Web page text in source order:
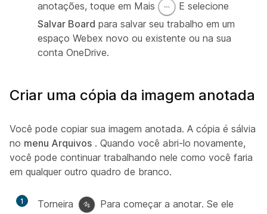
anotações, toque em Mais
E selecione
Salvar Board para salvar seu trabalho em um
espaço Webex novo ou existente ou na sua
conta OneDrive.
Criar uma cópia da imagem anotada
Você pode copiar sua imagem anotada. A cópia é sálvia
no menu Arquivos . Quando você abri-lo novamente,
você pode continuar trabalhando nele como você faria
em qualquer outro quadro de branco.
1 Torneira
Para começar a anotar. Se ele